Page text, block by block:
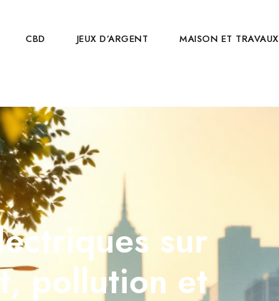
CBD JEUX D’ARGENT MAISON ET TRAVAUX
sur
pollution et